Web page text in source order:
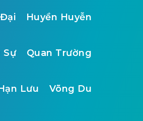
Huyền Huyễn
Sự Quan Trường
Lưu Võng Du